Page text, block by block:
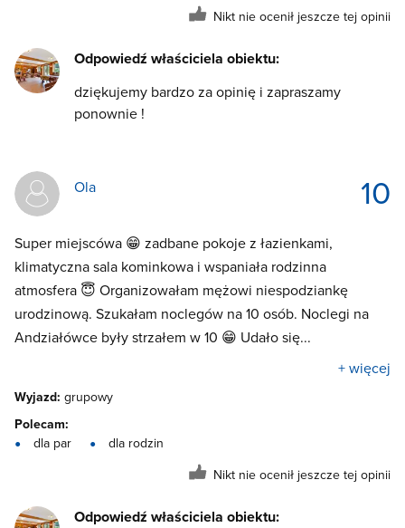
Nikt nie ocenił jeszcze tej opinii
Odpowiedź właściciela obiektu:
dziękujemy bardzo za opinię i zapraszamy
ponownie !
10
Ola
Super miejscówa 😁 zadbane pokoje z łazienkami,
klimatyczna sala kominkowa i wspaniała rodzinna
atmosfera 😇 Organizowałam mężowi niespodziankę
urodzinową. Szukałam noclegów na 10 osób. Noclegi na
Andziałówce były strzałem w 10 😁 Udało się...
+ więcej
Wyjazd: grupowy
Polecam:
dla par
dla rodzin
Nikt nie ocenił jeszcze tej opinii
Odpowiedź właściciela obiektu: